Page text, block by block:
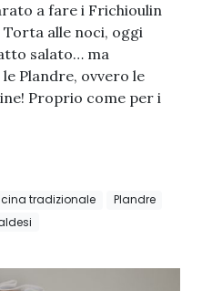
a fare i Frichioulin
alle noci, oggi
salato… ma
Plandre, ovvero le
Proprio come per i
tradizionale
Plandre